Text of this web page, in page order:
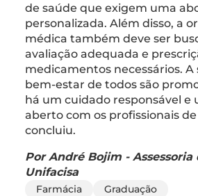
de saúde que exigem uma
personalizada. Além disso, a
médica também deve ser
avaliação adequada e
medicamentos necessários. A
bem-estar de todos são
há um cuidado responsável e
aberto com os profissionais de
concluiu.
Por André Bojim - Assessoria
Unifacisa
Farmácia Graduação